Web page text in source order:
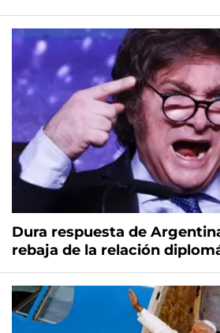
Dura respuesta de
rebaja de la relación